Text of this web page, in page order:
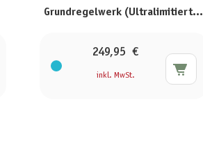
Grundregelwerk (Ultralimitiertes
249,95 €
inkl. MwSt.